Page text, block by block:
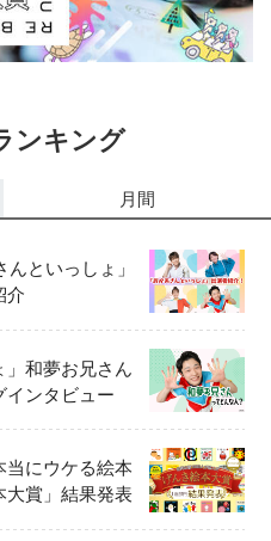
ンキング
月間
んといっしょ」
介
」和夢お兄さん
ンタビュー
当にウケる絵本
大賞」結果発表